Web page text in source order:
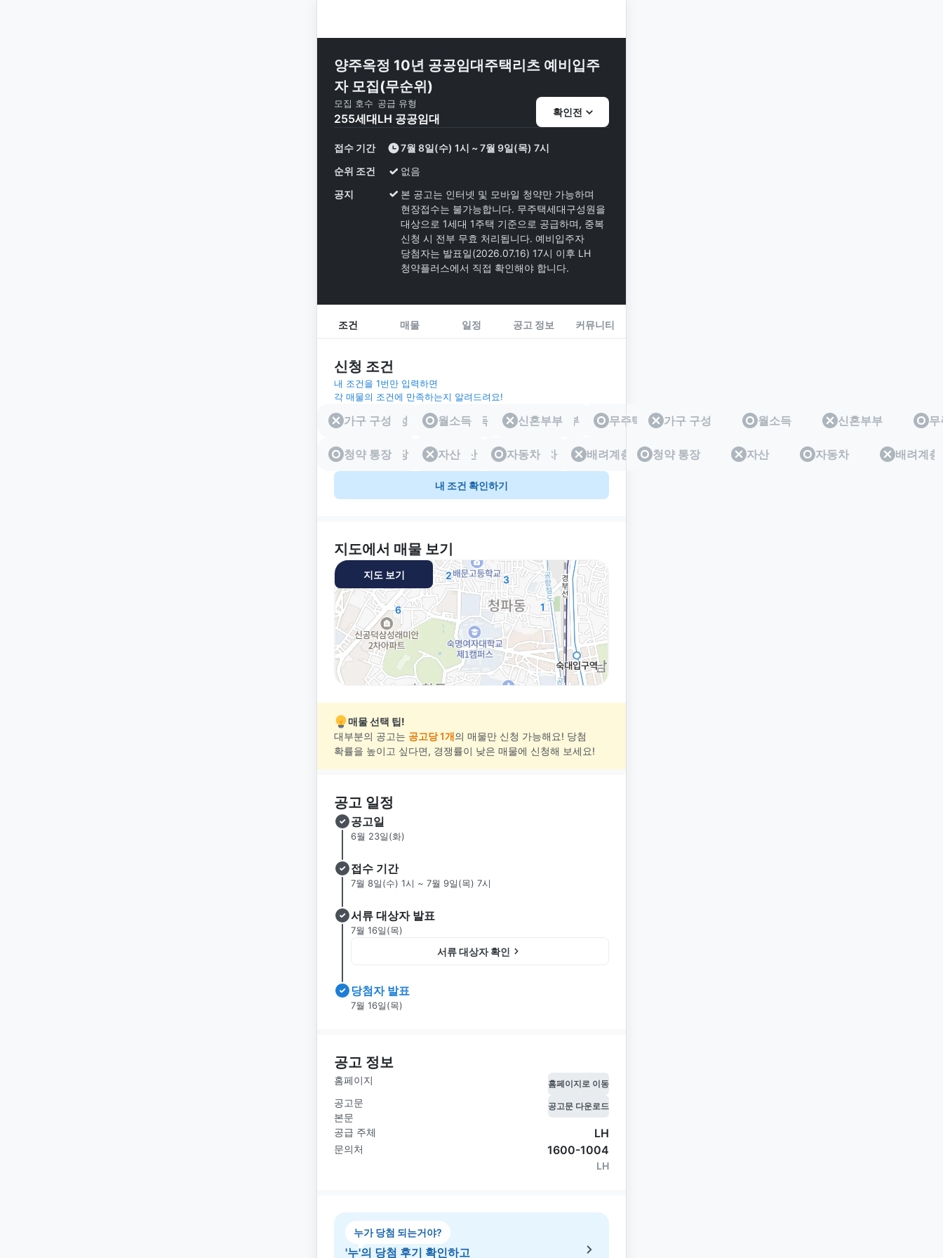
양주옥정 10년 공공임대주택리츠 예비입주
자 모집(무순위)
모집 호수
255세대
공급 유형
LH 공공임대 확인전
접수 기간
7월 8일(수) 1시 ~ 7월 9일(목) 7시
순위 조건
없음
공지
본 공고는 인터넷 및 모바일 청약만 가능하며
현장접수는 불가능합니다. 무주택세대구성원을
대상으로 1세대 1주택 기준으로 공급하며, 중복
신청 시 전부 무효 처리됩니다. 예비입주자
당첨자는 발표일(2026.07.16) 17시 이후 LH
청약플러스에서 직접 확인해야 합니다.
조건 매물 일정 공고 정보 커뮤니티
신청 조건
내 조건을 1번만 입력하면
각 매물의 조건에 만족하는지 알려드려요!
가구 구성 월소득 신혼부부 무주택
가구 구성 월소득 신혼부부 무주택 가구 구성 월소득 신혼부부
청약 통장 자산 자동차 배려계층
청약 통장 자산 자동차 배려계층 청약 통장 자산 자동차 배려계층
내 조건 확인하기
지도에서 매물 보기
6
2 3
1
지도 보기
매물 선택 팁!
대부분의 공고는 공고당 1개의 매물만 신청 가능해요! 당첨
확률을 높이고 싶다면, 경쟁률이 낮은 매물에 신청해 보세요!
공고 일정
공고일
6월 23일(화)
접수 기간
7월 8일(수) 1시 ~ 7월 9일(목) 7시
서류 대상자 발표
7월 16일(목)
서류 대상자 확인
당첨자 발표
7월 16일(목)
공고 정보
홈페이지 홈페이지로 이동
공고문
본문
공고문 다운로드
공급 주체 LH
문의처 1600-1004
LH
누가 당첨 되는거야?
'누'의 당첨 후기 확인하고